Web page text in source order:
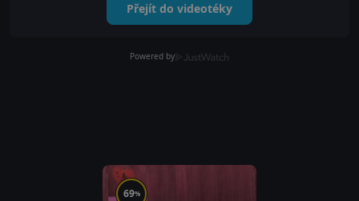
Přejít do videotéky
Powered by
69%